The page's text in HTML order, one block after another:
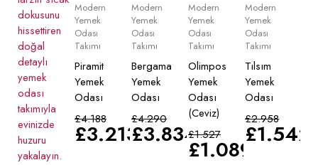
Modern
Yemek
Odası
Takımı
Piramit
Yemek
Odası
£4.188
£3.213
Modern
Yemek
Odası
Takımı
Bergama
Yemek
Odası
£4.290
£3.834
Modern
Yemek
Odası
Takımı
Olimpos
Yemek
Odası
(Ceviz)
£1.527
£1.089
Modern
Yemek
Odası
Takımı
Tılsım
Yemek
Odası
£2.958
£1.542